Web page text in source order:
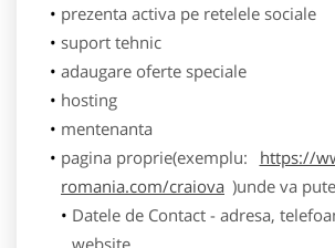
prezenta activa pe retelele sociale
suport tehnic
adaugare oferte speciale
hosting
mentenanta
pagina proprie(exemplu:
https://
romania.com/craiova )unde va
Datele de Contact - adresa,
website